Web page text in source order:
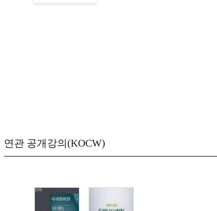
연관 공개강의(KOCW)